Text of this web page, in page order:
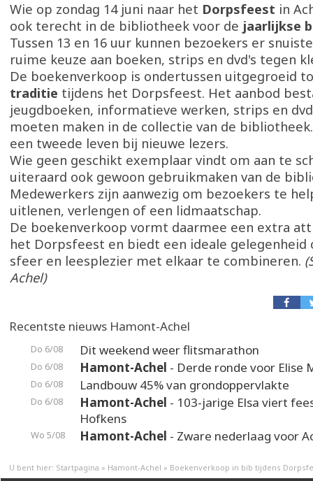
Wie op zondag 14 juni naar het Dorpsfeest in
ook terecht in de bibliotheek voor de jaarlijkse
Tussen 13 en 16 uur kunnen bezoekers er
ruime keuze aan boeken, strips en dvd's tegen
De boekenverkoop is ondertussen uitgegroeid
traditie tijdens het Dorpsfeest. Het aanbod
jeugdboeken, informatieve werken, strips en
moeten maken in de collectie van de
een tweede leven bij nieuwe lezers.
Wie geen geschikt exemplaar vindt om aan te
uiteraard ook gewoon gebruikmaken van de
Medewerkers zijn aanwezig om bezoekers te
uitlenen, verlengen of een lidmaatschap.
De boekenverkoop vormt daarmee een extra
het Dorpsfeest en biedt een ideale
sfeer en leesplezier met elkaar te combineren.
Achel)
Recentste nieuws Hamont-Achel
Do 6/08 Dit weekend weer flitsmarathon
Do 6/08 Hamont-Achel - Derde ronde voor Elise
Do 6/08 Landbouw 45% van grondoppervlakte
Do 6/08 Hamont-Achel - 103-jarige Elsa viert
Hofkens
Wo 5/08 Hamont-Achel - Zware nederlaag voor
U bent hier: Startpagina » Hamont-Achel » Boekenverkoop in bib tijdens